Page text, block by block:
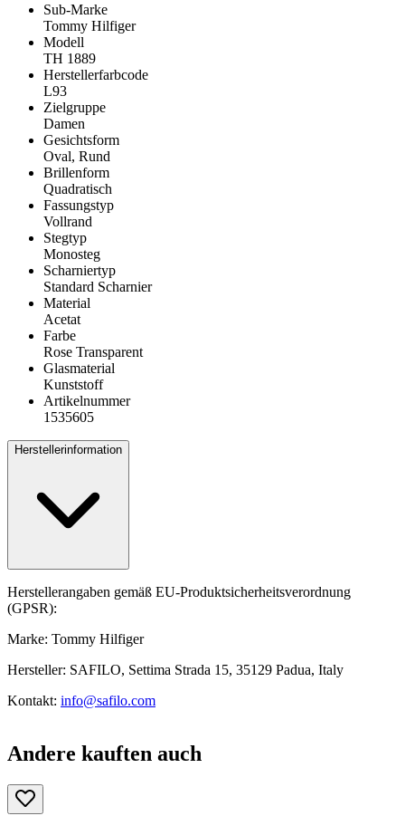
Sub-Marke
Tommy Hilfiger
Modell
TH 1889
Herstellerfarbcode
L93
Zielgruppe
Damen
Gesichtsform
Oval, Rund
Brillenform
Quadratisch
Fassungstyp
Vollrand
Stegtyp
Monosteg
Scharniertyp
Standard Scharnier
Material
Acetat
Farbe
Rose Transparent
Glasmaterial
Kunststoff
Artikelnummer
1535605
Herstellerinformation
Herstellerangaben gemäß EU-Produktsicherheitsverordnung
(GPSR):
Marke: Tommy Hilfiger
Hersteller: SAFILO, Settima Strada 15, 35129 Padua, Italy
Kontakt: info@safilo.com
Andere kauften auch